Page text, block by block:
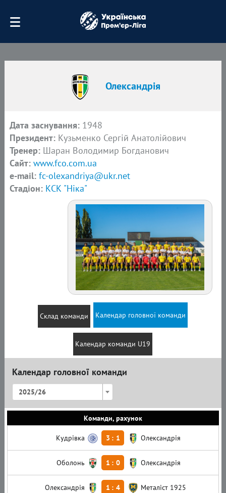
Олександрія
Дата заснування: 1948
Президент: Кузьменко Сергій Анатолійович
Тренер: Шаран Володимир Богданович
Сайт: www.fco.com.ua
e-mail: fc-olexandriya@ukr.net
Стадіон: КСК "Ніка"
Склад команди Календар головної команди
Календар команди U19
Календар головної команди
2025/26
Команди, рахунок
Кудрівка 3 : 1 Олександрія
Оболонь 1 : 0 Олександрія
Олександрія 1 : 4 Металіст 1925